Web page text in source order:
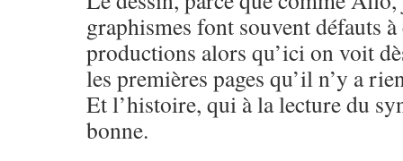
graphismes font souvent défauts à
productions alors qu’ici on voit
les premières pages qu’il n’y a
Et l’histoire, qui à la lecture du
bonne.